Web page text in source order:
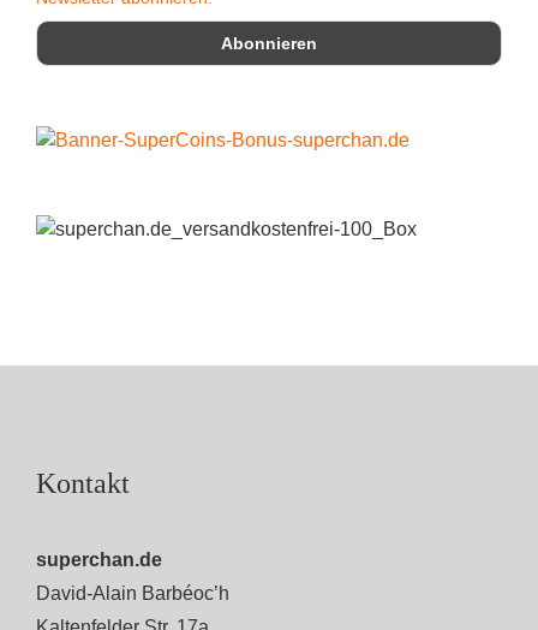
Kontakt
superchan.de
David-Alain Barbéoc’h